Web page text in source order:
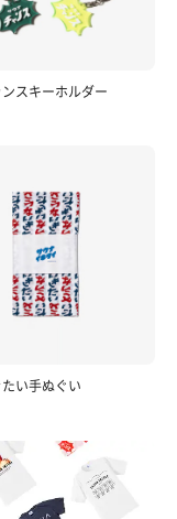
スキーホルダー
い手ぬぐい